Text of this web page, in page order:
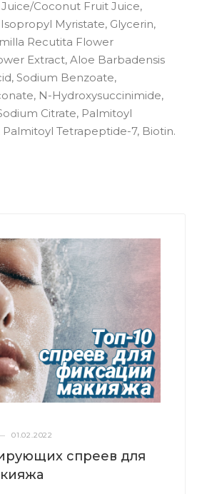
Coconut Fruit Juice,
Myristate, Glycerin,
Recutita Flower
Extract, Aloe Barbadensis
Sodium Benzoate,
N-Hydroxysuccinimide,
Citrate, Palmitoyl
Palmitoyl Tetrapeptide-7, Biotin.
01.02.2022
спреев для